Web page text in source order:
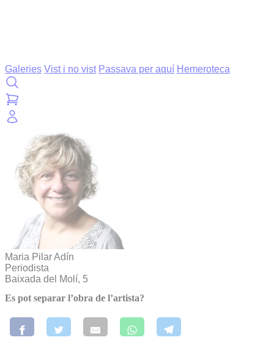
Galeries Vist i no vist Passava per aquí Hemeroteca
Maria Pilar Adín
Periodista
Baixada del Molí, 5
Es pot separar l’obra de l’artista?